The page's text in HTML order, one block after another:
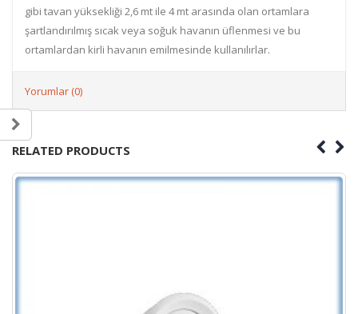
gibi tavan yüksekliği 2,6 mt ile 4 mt arasında olan ortamlara
şartlandırılmış sıcak veya soğuk havanın üflenmesi ve bu
ortamlardan kirli havanın emilmesinde kullanılırlar.
Yorumlar (0)
RELATED PRODUCTS